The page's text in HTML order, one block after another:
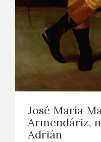
José María
Armendáriz,
Adrián